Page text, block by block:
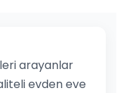
arayanlar
evden eve